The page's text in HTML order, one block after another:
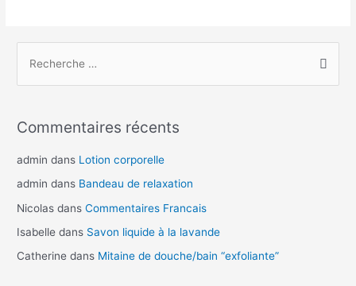
e
r
r
:
Commentaires récents
admin dans Lotion corporelle
admin dans Bandeau de relaxation
Nicolas dansCommentaires Francais
Isabelle dans Savon liquide à la lavande
Catherine dans Mitaine de douche/bain “exfoliante”